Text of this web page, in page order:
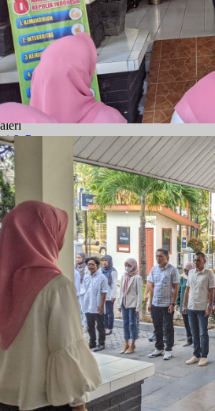
Pemilu
Agung
Banjarmasin
& Pengumuman
Bimtek dan Diklat
WBK-WBBM
Zona Integritas
Zona Integritas
Zona Integritas
& Alamat